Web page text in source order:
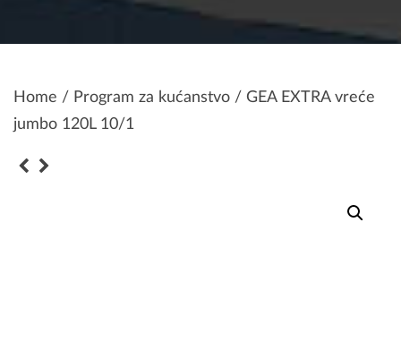
Home / Program za kućanstvo / GEA EXTRA vreće
jumbo 120L 10/1